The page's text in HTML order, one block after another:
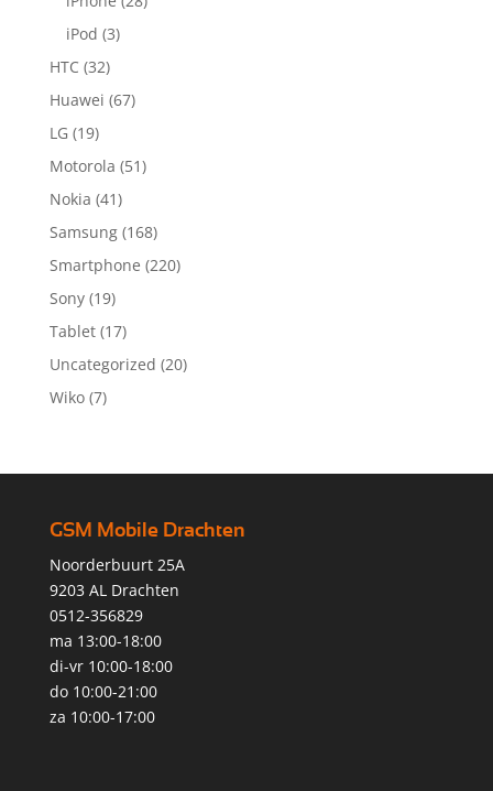
iPod (3)
HTC (32)
Huawei (67)
LG (19)
Motorola (51)
Nokia (41)
Samsung (168)
Smartphone (220)
Sony (19)
Tablet (17)
Uncategorized (20)
Wiko (7)
GSM Mobile Drachten
Noorderbuurt 25A
9203 AL Drachten
0512-356829
ma 13:00-18:00
di-vr 10:00-18:00
do 10:00-21:00
za 10:00-17:00